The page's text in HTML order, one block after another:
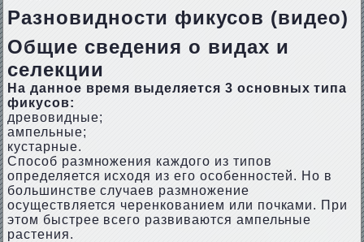
Разновидности фикусов (видео)
Общие сведения о видах и
селекции
На данное время выделяется 3 основных типа
фикусов:
древовидные;
ампельные;
кустарные.
Способ размножения каждого из типов
определяется исходя из его особенностей. Но в
большинстве случаев размножение
осуществляется черенкованием или почками. При
этом быстрее всего развиваются ампельные
растения.